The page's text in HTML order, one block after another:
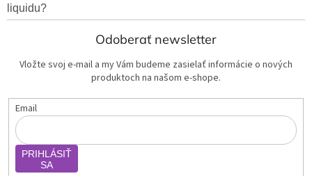
liquidu?
Odoberať newsletter
Vložte svoj e-mail a my Vám budeme zasielať informácie o nových
produktoch na našom e-shope.
Email
PRIHLÁSIŤ
SA